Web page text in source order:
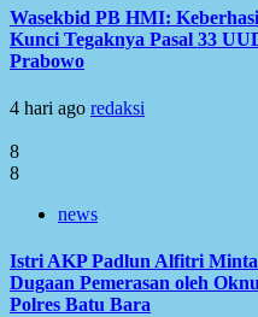
Wasekbid PB HMI:
Kunci Tegaknya Pasal 33
Prabowo
4 hari ago redaksi
8
8
news
Istri AKP Padlun Alfitri
Dugaan Pemerasan oleh
Polres Batu Bara